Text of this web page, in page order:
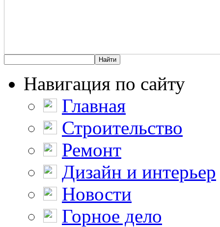
Навигация по сайту
Главная
Строительство
Ремонт
Дизайн и интерьер
Новости
Горное дело